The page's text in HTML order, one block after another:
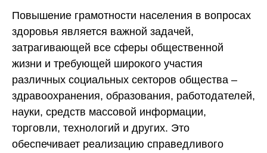
Повышение грамотности населения в вопросах
здоровья является важной задачей,
затрагивающей все сферы общественной
жизни и требующей широкого участия
различных социальных секторов общества –
здравоохранения, образования, работодателей,
науки, средств массовой информации,
торговли, технологий и других. Это
обеспечивает реализацию справедливого